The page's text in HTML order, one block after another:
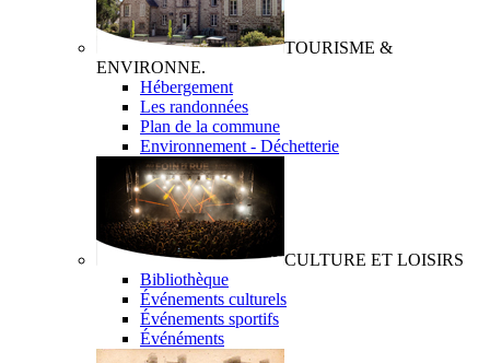
TOURISME &
ENVIRONNE.
Hébergement
Les randonnées
Plan de la commune
Environnement - Déchetterie
CULTURE ET LOISIRS
Bibliothèque
Événements culturels
Événements sportifs
Événéments